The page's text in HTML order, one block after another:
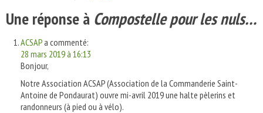
Une réponse à Compostelle pour les nuls…
ACSAPa commenté:
28 mars 2019 à 16:13
Bonjour,
Notre Association ACSAP (Association de la Commanderie Saint-
Antoine de Pondaurat) ouvre mi-avril 2019 une halte pèlerins et
randonneurs (à pied ou à vélo).